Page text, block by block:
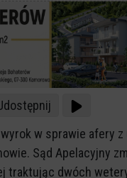
w sprawie afery z
Sąd Apelacyjny
traktując dwóch